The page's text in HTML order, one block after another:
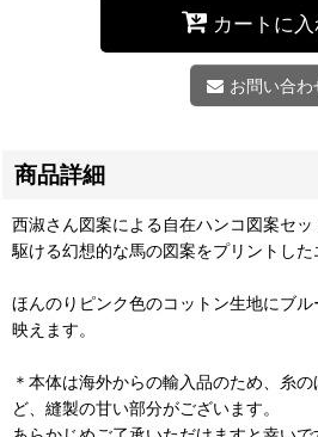
カートに
お問い合わ
商品詳細
西淑さん図案による自在ハンコ図案セ
駆ける幻想的な馬の図案をプリントした
ほんのりピンク色のコットン生地にブル
映えます。
＊本体は海外からの輸入品のため、糸
ど、縫製の甘い部分がございます。